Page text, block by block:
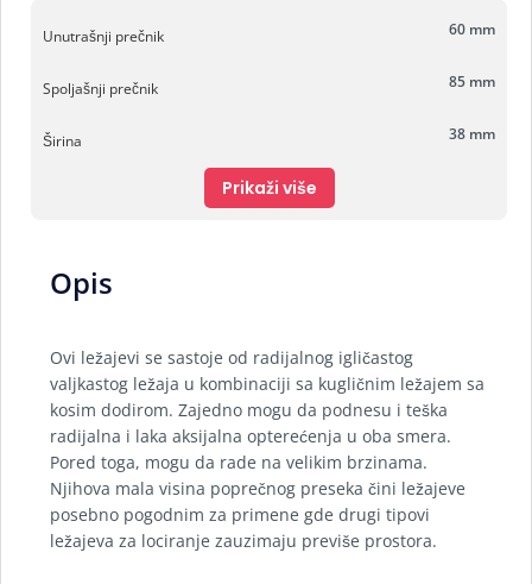
Unutrašnji prečnik 60 mm
Spoljašnji prečnik 85 mm
Širina 38 mm
Prikaži više
Opis
Ovi ležajevi se sastoje od radijalnog igličastog
valjkastog ležaja u kombinaciji sa kugličnim ležajem sa
kosim dodirom. Zajedno mogu da podnesu i teška
radijalna i laka aksijalna opterećenja u oba smera.
Pored toga, mogu da rade na velikim brzinama.
Njihova mala visina poprečnog preseka čini ležajeve
posebno pogodnim za primene gde drugi tipovi
ležajeva za lociranje zauzimaju previše prostora.